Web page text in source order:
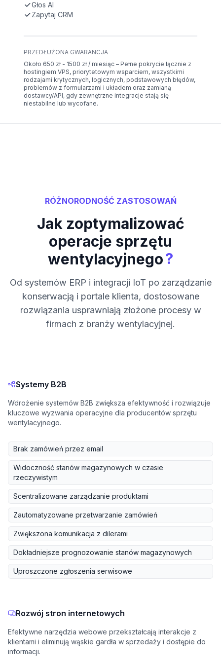
Głos AI
Zapytaj CRM
PRZEDŁUŻONA GWARANCJA
Około 650 zł - 1500 zł / miesiąc – Pełne pokrycie łącznie z
hostingiem VPS, priorytetowym wsparciem, wszystkimi
rodzajami krytycznych, logicznych, podstawowych błędów,
problemów z formularzami i układem oraz zamianą
dostawcy/API, gdy zewnętrzne integracje stają się
niestabilne lub wycofane.
RÓŻNORODNOŚĆ ZASTOSOWAŃ
Jak zoptymalizować
operacje sprzętu
wentylacyjnego?
Od systemów ERP i integracji IoT po zarządzanie
konserwacją i portale klienta, dostosowane
rozwiązania usprawniają złożone procesy w
firmach z branży wentylacyjnej.
Systemy B2B
Wdrożenie systemów B2B zwiększa efektywność i rozwiązuje
kluczowe wyzwania operacyjne dla producentów sprzętu
wentylacyjnego.
Brak zamówień przez email
Widoczność stanów magazynowych w czasie
rzeczywistym
Scentralizowane zarządzanie produktami
Zautomatyzowane przetwarzanie zamówień
Zwiększona komunikacja z dilerami
Dokładniejsze prognozowanie stanów magazynowych
Uproszczone zgłoszenia serwisowe
Rozwój stron internetowych
Efektywne narzędzia webowe przekształcają interakcje z
klientami i eliminują wąskie gardła w sprzedaży i dostępie do
informacji.